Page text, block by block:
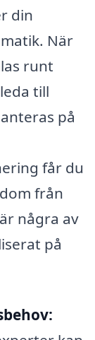
din
När
runt
till
på
får du
från
några av
på